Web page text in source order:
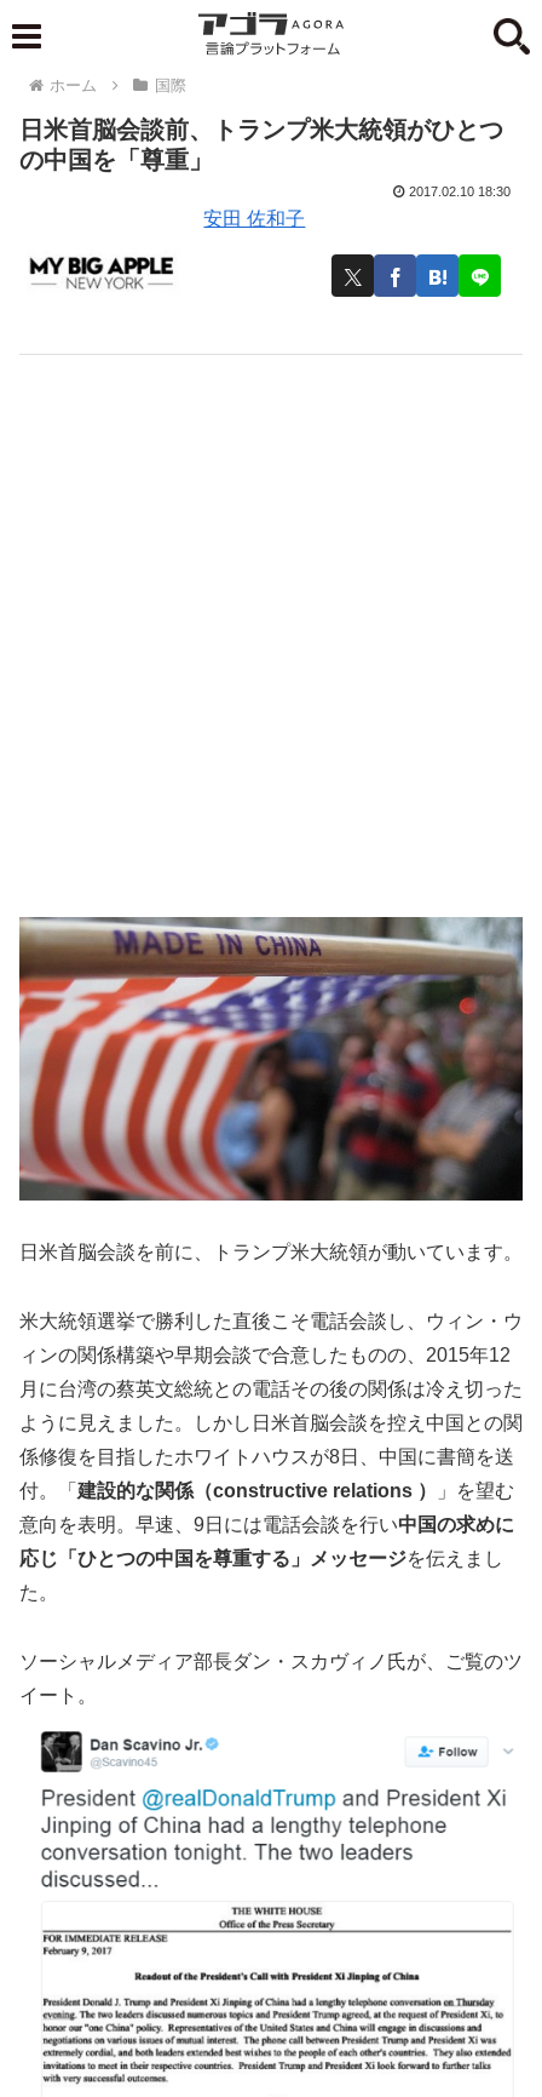
ホーム 国際
日米首脳会談前、トランプ米大統領がひとつ
の中国を「尊重」
安田 佐和子
2017.02.10 18:30
日米首脳会談を前に、トランプ米大統領が動いています。
米大統領選挙で勝利した直後こそ電話会談し、ウィン・ウ
ィンの関係構築や早期会談で合意したものの、2015年12
月に台湾の蔡英文総統との電話その後の関係は冷え切った
ように見えました。しかし日米首脳会談を控え中国との関
係修復を目指したホワイトハウスが8日、中国に書簡を送
付。「 建設的な関係（constructive relations ）
」を望む
意向を表明。早速、9日には電話会談を行い中国の求めに
応じ「ひとつの中国を尊重する」メッセージを伝えまし
た。
ソーシャルメディア部長ダン・スカヴィノ氏が、ご覧のツ
イート。